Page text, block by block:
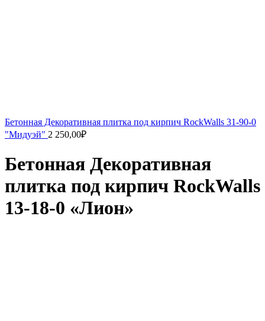
Бетонная Декоративная плитка под кирпич RockWalls 31-90-0
"Мидуэй" 2 250,00₽
Бетонная Декоративная
плитка под кирпич RockWalls
13-18-0 «Лион»